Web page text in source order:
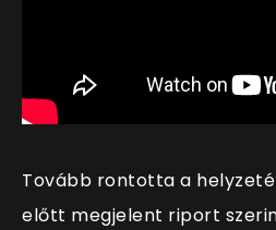
Tovább rontotta a
előtt megjelent riport